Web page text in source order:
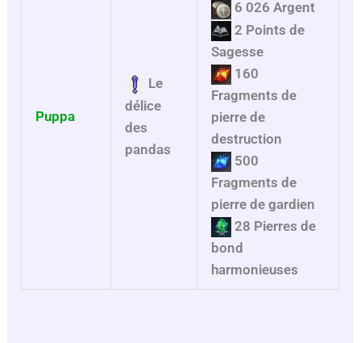
Puppa
Le
délice
des
pandas
6 026 Argent
2 Points de
Sagesse
160
Fragments de
pierre de
destruction
500
Fragments de
pierre de gardien
28 Pierres de
bond
harmonieuses